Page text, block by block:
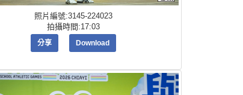
照片編號:3145-224023
拍攝時間:17:03
分享 Download